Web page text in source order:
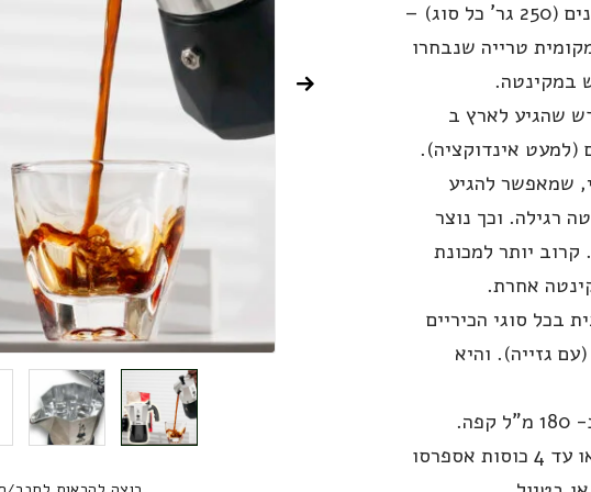
יחד עם 500 גר' מ-2 סוגים שונים (250 גר' כל סוג) –
טרייה שנבחרו
במקינטה.
שהגיע לארץ ב
(למעט אינדוקציה).
שמאפשר להגיע
רגילה. וכך נוצר
יותר למכונת
אחרת.
בכל סוגי הכיריים
גזייה). והיא
הדגם קיים בגודל 4 – המפיק כ- 180 מ"ל קפה.
מתאים לכוס קפה אחת גדולה או עד 4 כוסות אספרסו